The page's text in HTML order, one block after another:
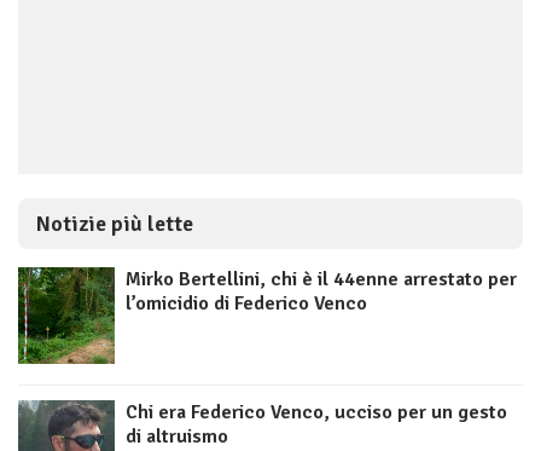
Notizie più lette
Mirko Bertellini, chi è il 44enne arrestato per
l’omicidio di Federico Venco
Chi era Federico Venco, ucciso per un gesto
di altruismo